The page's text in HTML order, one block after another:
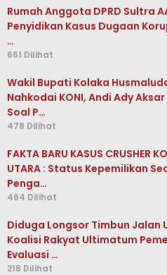
Rumah Anggota DPRD Sultra
Penyidikan Kasus Dugaan
…
661 Dilihat
Wakil Bupati Kolaka
Nahkodai KONI, Andi Ady
Soal P…
478 Dilihat
FAKTA BARU KASUS CRUSHER
UTARA : Status Kepemilikan
Penga…
464 Dilihat
Diduga Longsor Timbun Jalan
Koalisi Rakyat Ultimatum
Evaluasi …
218 Dilihat